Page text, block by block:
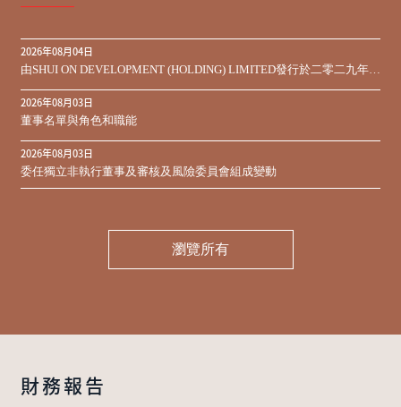
2026年08月04日
由SHUI ON DEVELOPMENT (HOLDING) LIMITED發行於二零二九年到
期之450,000,000美元9.75%優先票據之同意徵求於屆滿期限前收到的
同意結果
2026年08月03日
董事名單與角色和職能
2026年08月03日
委任獨立非執行董事及審核及風險委員會組成變動
瀏覽所有
財務報告